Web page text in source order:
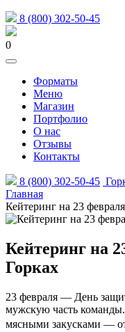
8 (800) 302-50-45
0
Форматы
Меню
Магазин
Портфолио
О нас
Отзывы
Контакты
8 (800) 302-50-45
Главная
Кейтеринг на 23
Кейтеринг на
Горках
23 февраля — День
мужскую часть
мясными закусками —